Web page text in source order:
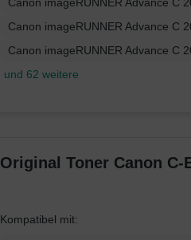
Canon imageRUNNER Advance C
Canon imageRUNNER Advance C
Canon imageRUNNER Advance C
und 62 weitere
Original Toner Canon C-
Kompatibel mit: